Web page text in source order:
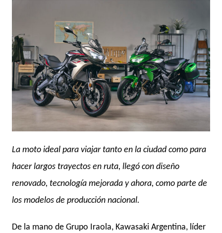
La moto ideal para viajar tanto en la ciudad como para
hacer largos trayectos en ruta, llegó con diseño
renovado, tecnología mejorada y ahora, como parte de
los modelos de producción nacional.
De la mano de Grupo Iraola, Kawasaki Argentina, líder